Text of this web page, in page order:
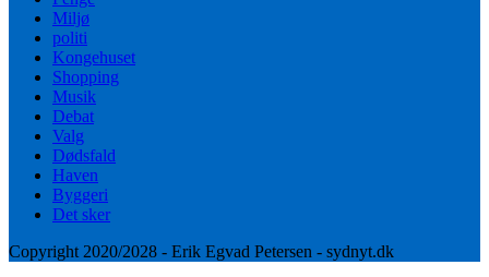
Miljø
politi
Kongehuset
Shopping
Musik
Debat
Valg
Dødsfald
Haven
Byggeri
Det sker
Copyright 2020/2028 - Erik Egvad Petersen - sydnyt.dk